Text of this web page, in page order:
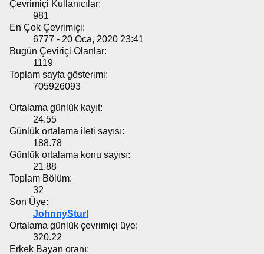
Çevrimiçi Kullanıcılar:
981
En Çok Çevrimiçi:
6777 - 20 Oca, 2020 23:41
Bugün Çeviriçi Olanlar:
1119
Toplam sayfa gösterimi:
705926093
Ortalama günlük kayıt:
24.55
Günlük ortalama ileti sayısı:
188.78
Günlük ortalama konu sayısı:
21.88
Toplam Bölüm:
32
Son Üye:
JohnnySturl
Ortalama günlük çevrimiçi üye:
320.22
Erkek Bayan oranı: